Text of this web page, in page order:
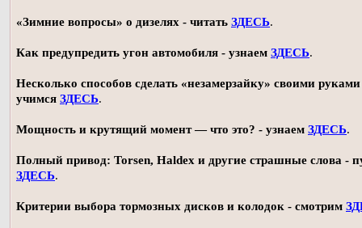
«Зимние вопросы» о дизелях - читать ЗДЕСЬ.
Как предупредить угон автомобиля - узнаем ЗДЕСЬ.
Несколько способов сделать «незамерзайку» своими
учимся ЗДЕСЬ.
Мощность и крутящий момент — что это? - узнаем ЗДЕСЬ.
Полный привод: Torsen, Haldex и другие страшные слова -
ЗДЕСЬ.
Критерии выбора тормозных дисков и колодок - смотрим